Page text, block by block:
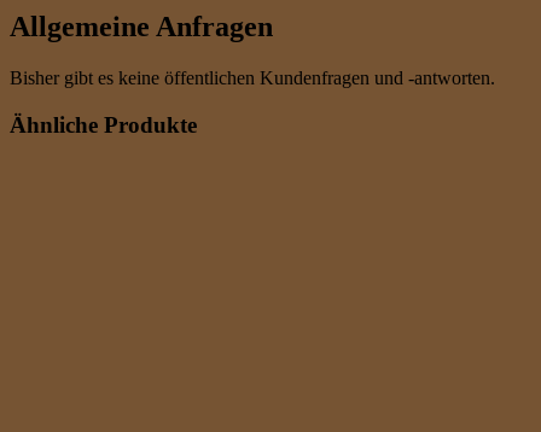
Allgemeine Anfragen
Bisher gibt es keine öffentlichen Kundenfragen und -antworten.
Ähnliche Produkte